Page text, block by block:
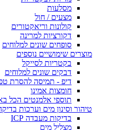
מסלעות
מצעים / חול
קולונות וריאקטורים
דקורציות למרינה
סופחים שונים למלוחים
מוצרים שימושיים נוספים
בקטריות לסייקל
דבקים שונים למלוחים
דיפ - תמיסה להסרת
חומצות אמינו
תוספי אלמנטים הכל
טיהור וסינון מים וערכות
בדיקות מעבדה ICP
מצליל מים